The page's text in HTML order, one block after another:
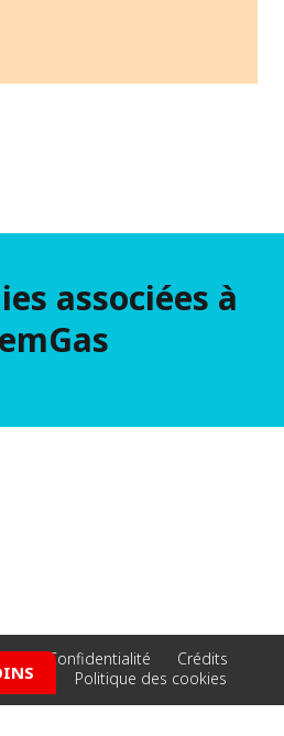
associées à
Confidentialité
Crédits
site
Politique des cookies